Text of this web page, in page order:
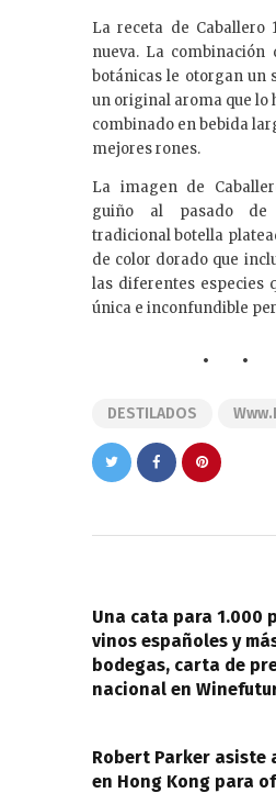
La receta de Caballero
nueva. La combinación
botánicas le otorgan un
un original aroma que lo
combinado en bebida
mejores rones.
La imagen de
guiño al pasado
tradicional botella
de color dorado que
las diferentes especies
única e inconfundible
DESTILADOS
entradas
Una cata para 1.000
vinos españoles y
bodegas, carta de
nacional en
Robert Parker asiste
en Hong Kong para